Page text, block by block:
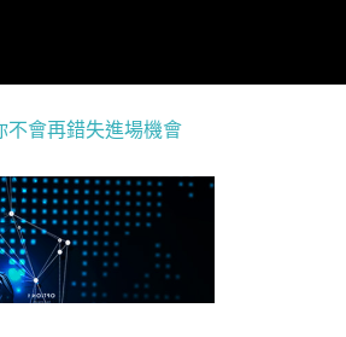
不會再錯失進場機會